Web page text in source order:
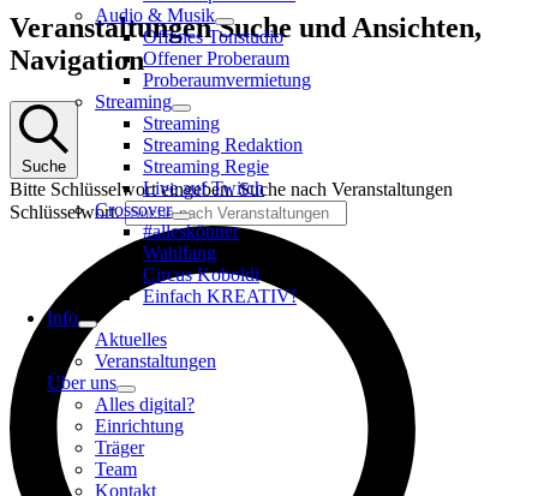
Audio & Musik
Offenes Tonstudio
Offener Proberaum
Proberaumvermietung
Streaming
Streaming
Streaming Redaktion
Streaming Regie
Live auf Twitch
Crossover
#alleskönner
Wahlfang
Circus Koboldi
Einfach KREATIV!
Info
Aktuelles
Veranstaltungen
Über uns
Alles digital?
Einrichtung
Träger
Team
Kontakt
Veranstaltungen
für
14.
März
2026
Veranstaltungen Suche und Ansichten,
Navigation
Suche
Bitte Schlüsselwort eingeben. Suche nach Veranstaltungen
Schlüsselwort.